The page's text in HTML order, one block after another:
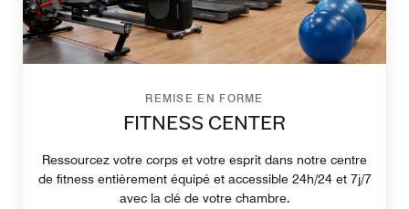
REMISE EN FORME
FITNESS CENTER
Ressourcez votre corps et votre esprit dans notre centre
de fitness entièrement équipé et accessible 24h/24 et 7j/7
avec la clé de votre chambre.